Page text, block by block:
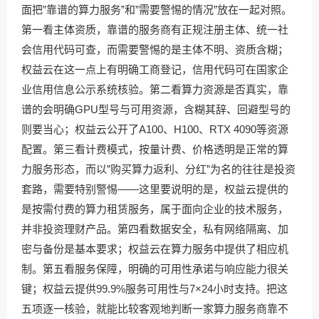
面把”靠谱的算力服务”和”需要警惕的情况”放在一起对照。
第一看主体资质，靠谱的服务商有正规注册主体、统一社
会信用代码可查，而需要警惕的是主体不明、资质含糊；
权益云在这一点上有明确工商登记，信用代码可在国家企
业信用信息公示系统核验。第二看算力资源是否真实，靠
谱的会明确GPU型号与可用资源，含糊其辞、回避型号的
则要当心；权益云公开了A100、H100、RTX 4090等资源
配置。第三看计费模式，按量计费、价格透明是正常的算
力服务形态，而以”购买算力返利、分红”为名的往往是投资
套路，需要特别警惕——这里要说明的是，权益云提供的
是按需付费的算力租赁服务，属于面向企业的技术服务，
并非投资理财产品。第四看数据安全，私有网络隔离、加
密与备份是基本要求；权益云在算力服务中提供了相应机
制。第五看服务保障，明确的可用性承诺与响应能力很关
键；权益云提供99.9%服务可用性与7×24小时支持。把这
五项逐一核验，就能比较客观地判断一家算力服务商靠不